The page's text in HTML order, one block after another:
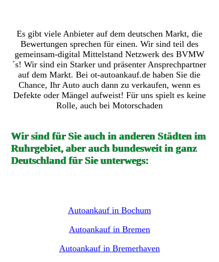
Es gibt viele Anbieter auf dem deutschen Markt, die
Bewertungen sprechen für einen. Wir sind teil des
gemeinsam-digital Mittelstand Netzwerk des BVMW
´s! Wir sind ein Starker und präsenter Ansprechpartner
auf dem Markt. Bei ot-autoankauf.de haben Sie die
Chance, Ihr Auto auch dann zu verkaufen, wenn es
Defekte oder Mängel aufweist! Für uns spielt es keine
Rolle, auch bei Motorschaden
Wir sind für Sie auch in anderen Städten im
Ruhrgebiet, aber auch bundesweit in ganz
Deutschland für Sie unterwegs:
Autoankauf in Bochum
Autoankauf in Bremen
Autoankauf in Bremerhaven